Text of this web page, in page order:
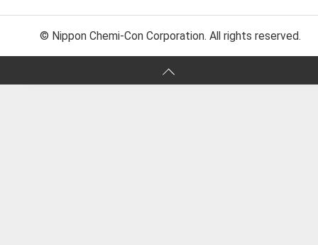
© Nippon Chemi-Con Corporation. All rights reserved.